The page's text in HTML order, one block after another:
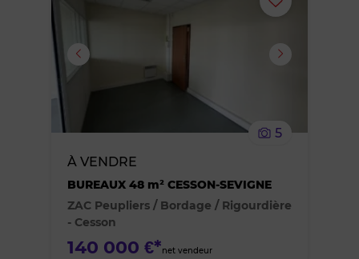
5
À VENDRE
BUREAUX 48 m² CESSON-SEVIGNE
ZAC Peupliers / Bordage / Rigourdière
- Cesson
140 000 €*net vendeur